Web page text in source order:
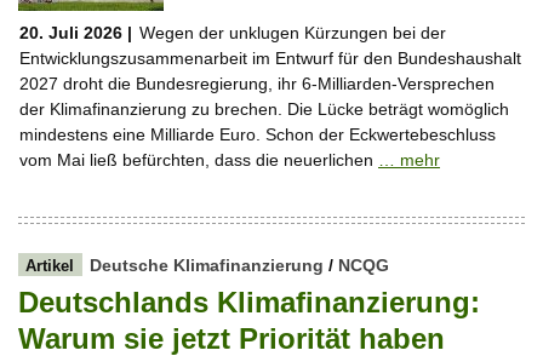
20. Juli 2026 | Wegen der unklugen Kürzungen bei der
Entwicklungszusammenarbeit im Entwurf für den Bundeshaushalt
2027 droht die Bundesregierung, ihr 6-Milliarden-Versprechen
der Klimafinanzierung zu brechen. Die Lücke beträgt womöglich
mindestens eine Milliarde Euro. Schon der Eckwertebeschluss
vom Mai ließ befürchten, dass die neuerlichen
… mehr
Artikel Deutsche Klimafinanzierung / NCQG
Deutschlands Klimafinanzierung:
Warum sie jetzt Priorität haben